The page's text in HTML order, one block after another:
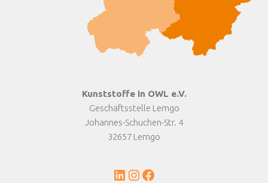
Kunststoffe in OWL e.V.
Geschäftsstelle Lemgo
Johannes-Schuchen-Str. 4
32657 Lemgo
LinkedIn
Instagram
Facebook